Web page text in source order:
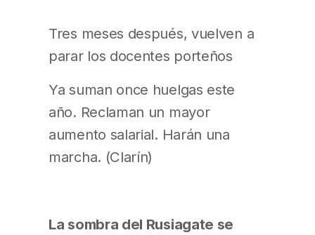
Tres meses después, vuelven a
parar los docentes porteños
Ya suman once huelgas este
año. Reclaman un mayor
aumento salarial. Harán una
marcha. (Clarín)
La sombra del Rusiagate se